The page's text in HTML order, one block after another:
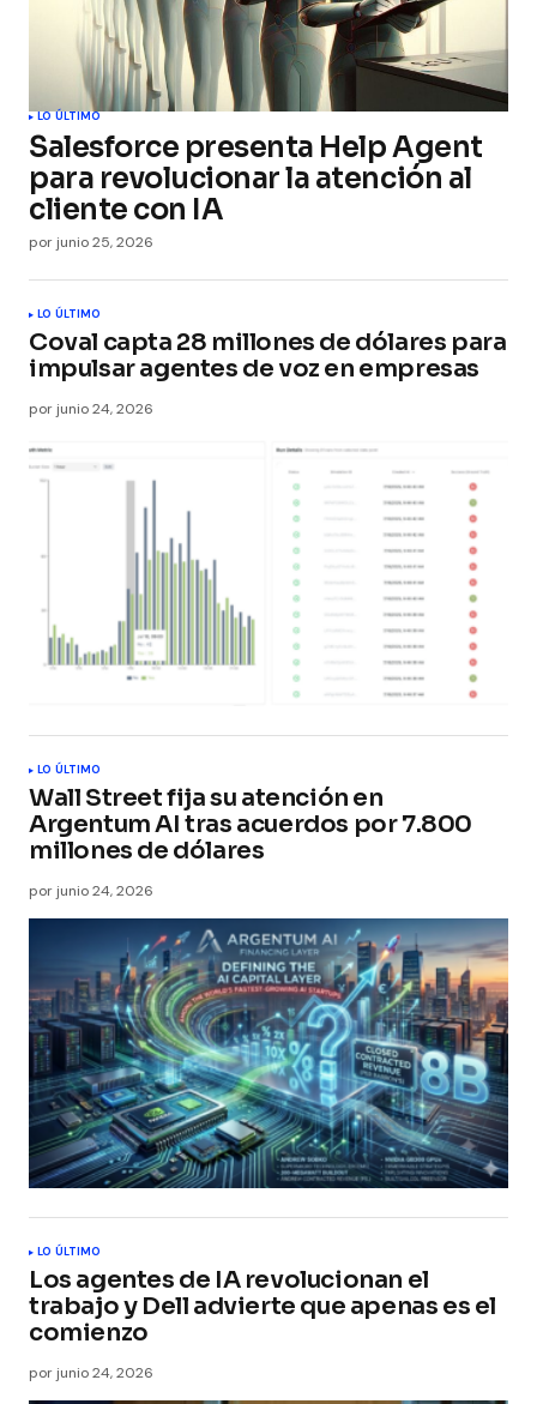
LO ÚLTIMO
Salesforce presenta Help Agent
para revolucionar la atención al
cliente con IA
por junio 25, 2026
LO ÚLTIMO
Coval capta 28 millones de dólares para
impulsar agentes de voz en empresas
por junio 24, 2026
LO ÚLTIMO
Wall Street fija su atención en
Argentum AI tras acuerdos por 7.800
millones de dólares
por junio 24, 2026
LO ÚLTIMO
Los agentes de IA revolucionan el
trabajo y Dell advierte que apenas es el
comienzo
por junio 24, 2026